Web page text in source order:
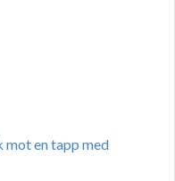
mot en tapp med